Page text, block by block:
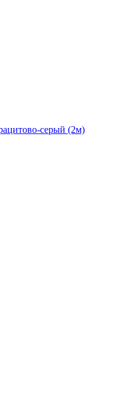
серый (2м)